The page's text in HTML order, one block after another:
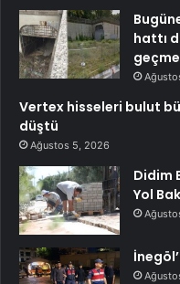
hattı
Vertex hisseleri bulut
düştü
Ağustos 5, 2026
Didim
Yol